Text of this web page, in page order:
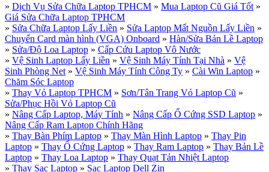
» Dịch Vụ Sửa Chữa Laptop TPHCM » Mua Laptop Cũ Giá Tốt »
Giá Sửa Chữa Laptop TPHCM
» Sửa Chữa Laptop Lấy Liền » Sửa Laptop Mất Nguồn Lấy Liền »
Chuyển Card màn hình (VGA) Onboard » Hàn/Sửa Bản Lề Laptop
» Sửa/Độ Loa Laptop » Cấp Cứu Laptop Vô Nước
» Vệ Sinh Laptop Lấy Liền » Vệ Sinh Máy Tính Tại Nhà » Vệ
Sinh Phòng Net » Vệ Sinh Máy Tính Công Ty » Cài Win Laptop »
Chăm Sóc Laptop
» Thay Vỏ Laptop TPHCM » Sơn/Tân Trang Vỏ Laptop Cũ »
Sửa/Phục Hồi Vỏ Laptop Cũ
» Nâng Cấp Laptop, Máy Tính » Nâng Cấp Ổ Cứng SSD Laptop »
Nâng Cấp Ram Laptop Chính Hãng
» Thay Bàn Phím Laptop » Thay Màn Hình Laptop » Thay Pin
Laptop » Thay Ổ Cứng Laptop » Thay Ram Laptop » Thay Bản Lề
Laptop » Thay Loa Laptop » Thay Quạt Tản Nhiệt Laptop
» Thay Sạc Laptop » Sạc Laptop Dell Zin